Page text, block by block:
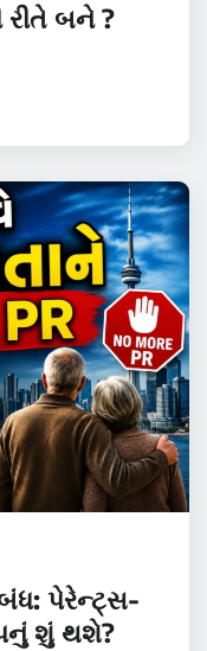
બને ?
પેરેન્ટ્સ-
શું થશે?